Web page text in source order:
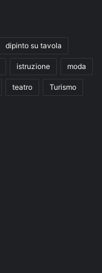
dipinto su tavola
istruzione moda
teatro Turismo